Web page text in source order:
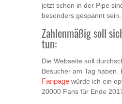
jetzt schon in der Pipe
besonders gespannt sein.
Zahlenmäßig soll
tun:
Die Webseite soll
Besucher am Tag haben.
Fanpage würde ich ein
20000 Fans für Ende